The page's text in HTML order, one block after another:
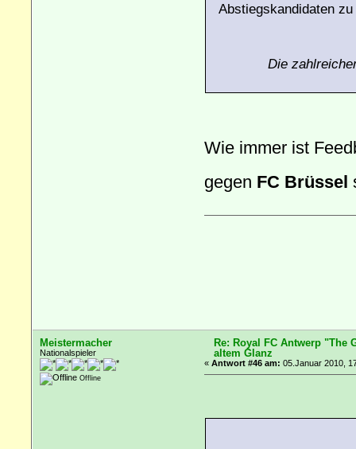
Abstiegskandidaten
Die
Wie immer ist
gegen FC Brüssel
Meistermacher
Nationalspieler
Offline
Re: Royal FC Antwerp "The
altem Glanz
« Antwort #46 am: 05.Januar 2010,